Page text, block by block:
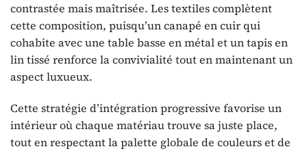
contrastée mais maîtrisée. Les textiles complètent
cette composition, puisqu’un canapé en cuir qui
cohabite avec une table basse en métal et un tapis en
lin tissé renforce la convivialité tout en maintenant un
aspect luxueux.
Cette stratégie d’intégration progressive favorise un
intérieur où chaque matériau trouve sa juste place,
tout en respectant la palette globale de couleurs et de